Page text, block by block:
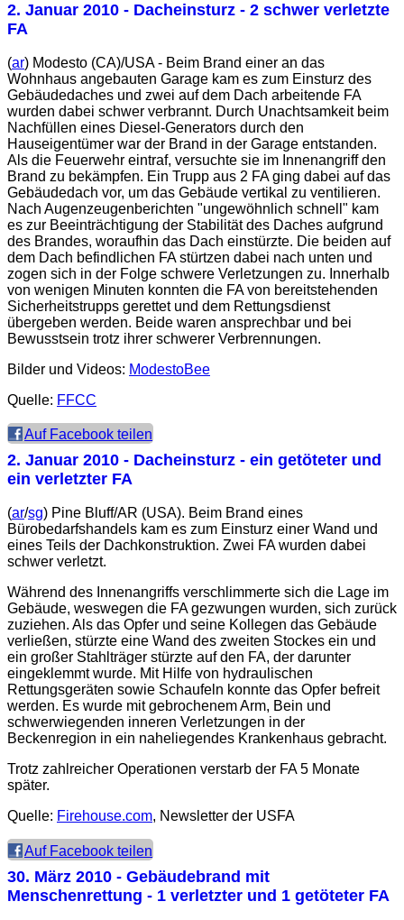
2. Januar 2010 - Dacheinsturz - 2 schwer verletzte
FA
(ar) Modesto (CA)/USA - Beim Brand einer an das
Wohnhaus angebauten Garage kam es zum Einsturz des
Gebäudedaches und zwei auf dem Dach arbeitende FA
wurden dabei schwer verbrannt. Durch Unachtsamkeit beim
Nachfüllen eines Diesel-Generators durch den
Hauseigentümer war der Brand in der Garage entstanden.
Als die Feuerwehr eintraf, versuchte sie im Innenangriff den
Brand zu bekämpfen. Ein Trupp aus 2 FA ging dabei auf das
Gebäudedach vor, um das Gebäude vertikal zu ventilieren.
Nach Augenzeugenberichten "ungewöhnlich schnell" kam
es zur Beeinträchtigung der Stabilität des Daches aufgrund
des Brandes, woraufhin das Dach einstürzte. Die beiden auf
dem Dach befindlichen FA stürtzen dabei nach unten und
zogen sich in der Folge schwere Verletzungen zu. Innerhalb
von wenigen Minuten konnten die FA von bereitstehenden
Sicherheitstrupps gerettet und dem Rettungsdienst
übergeben werden. Beide waren ansprechbar und bei
Bewusstsein trotz ihrer schwerer Verbrennungen.
Bilder und Videos: ModestoBee
Quelle: FFCC
Auf Facebook teilen
2. Januar 2010 - Dacheinsturz - ein getöteter und
ein verletzter FA
(ar/sg) Pine Bluff/AR (USA). Beim Brand eines
Bürobedarfshandels kam es zum Einsturz einer Wand und
eines Teils der Dachkonstruktion. Zwei FA wurden dabei
schwer verletzt.
Während des Innenangriffs verschlimmerte sich die Lage im
Gebäude, weswegen die FA gezwungen wurden, sich zurück
zuziehen. Als das Opfer und seine Kollegen das Gebäude
verließen, stürzte eine Wand des zweiten Stockes ein und
ein großer Stahlträger stürzte auf den FA, der darunter
eingeklemmt wurde. Mit Hilfe von hydraulischen
Rettungsgeräten sowie Schaufeln konnte das Opfer befreit
werden. Es wurde mit gebrochenem Arm, Bein und
schwerwiegenden inneren Verletzungen in der
Beckenregion in ein naheliegendes Krankenhaus gebracht.
Trotz zahlreicher Operationen verstarb der FA 5 Monate
später.
Quelle: Firehouse.com, Newsletter der USFA
Auf Facebook teilen
30. März 2010 - Gebäudebrand mit
Menschenrettung - 1 verletzter und 1 getöteter FA